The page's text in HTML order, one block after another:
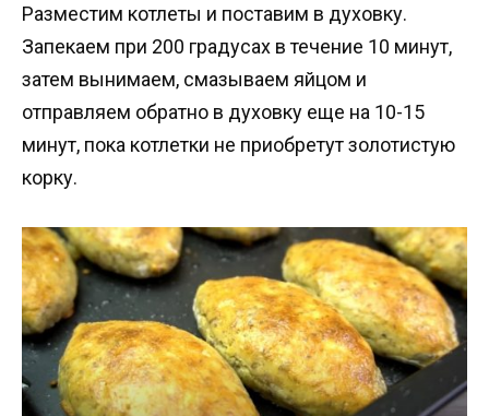
Разместим котлеты и поставим в духовку.
Запекаем при 200 градусах в течение 10 минут,
затем вынимаем, смазываем яйцом и
отправляем обратно в духовку еще на 10-15
минут, пока котлетки не приобретут золотистую
корку.